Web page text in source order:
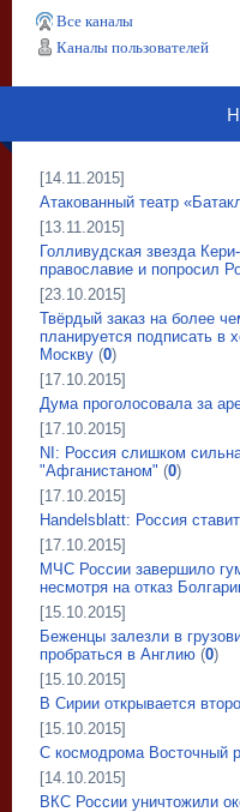
Все каналы
Каналы пользователей
[14.11.2015]
Атакованный театр
[13.11.2015]
Голливудская звезда
православие и попросил
[23.10.2015]
Твёрдый заказ на более
планируется подписать в
Москву (0)
[17.10.2015]
Дума проголосовала за
[17.10.2015]
NI: Россия слишком
"Афганистаном" (0)
[17.10.2015]
Handelsblatt: Россия
[17.10.2015]
МЧС России завершило
несмотря на отказ
[15.10.2015]
Беженцы залезли в
пробраться в Англию (0)
[15.10.2015]
В Сирии открывается
[15.10.2015]
С космодрома Восточный
[14.10.2015]
ВКС России уничтожили